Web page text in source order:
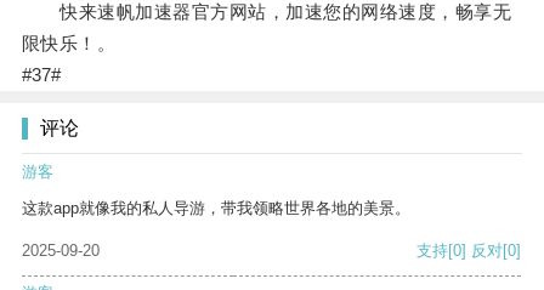
快来速帆加速器官方网站，加速您的网络速度，畅享无
限快乐！。
#37#
评论
游客
这款app就像我的私人导游，带我领略世界各地的美景。
2025-09-20 支持[0] 反对[0]